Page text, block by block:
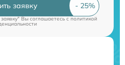
заявку
Вы соглашаетесь cполитикой